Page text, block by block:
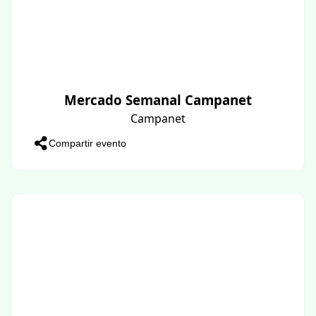
Mercado Semanal Campanet
Campanet
Compartir evento